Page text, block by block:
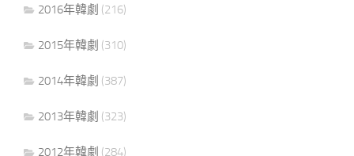
2016年韓劇 (216)
2015年韓劇 (310)
2014年韓劇 (387)
2013年韓劇 (323)
2012年韓劇 (284)